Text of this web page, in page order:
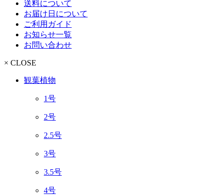
送料について
お届け日について
ご利用ガイド
お知らせ一覧
お問い合わせ
× CLOSE
観葉植物
1号
2号
2.5号
3号
3.5号
4号